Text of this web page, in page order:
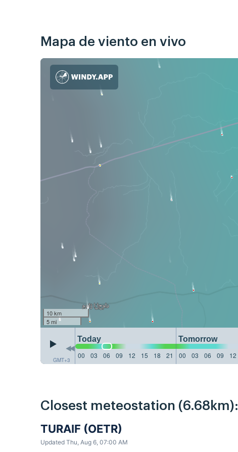
Mapa de viento en vivo
10 km
5 mi
GMT+3
Today Tomorrow
00
03 06 09 12 15 18 21 00 03 06 09 12
Closest meteostation (6.68km):
TURAIF (OETR)
Updated Thu, Aug 6, 07:00 AM